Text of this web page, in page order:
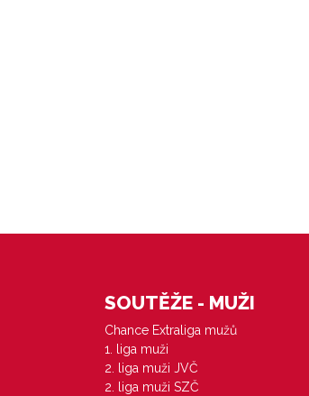
SOUTĚŽE - MUŽI
Chance Extraliga mužů
1. liga muži
2. liga muži JVČ
2. liga muži SZČ